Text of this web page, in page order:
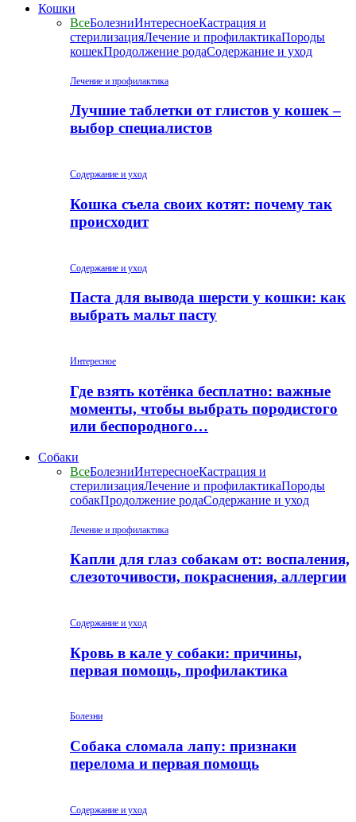
Кошки
ВсеБолезниИнтересноеКастрация и
стерилизацияЛечение и профилактикаПороды
кошекПродолжение родаСодержание и уход
Лечение и профилактика
Лучшие таблетки от глистов у кошек –
выбор специалистов
Содержание и уход
Кошка съела своих котят: почему так
происходит
Содержание и уход
Паста для вывода шерсти у кошки: как
выбрать мальт пасту
Интересное
Где взять котёнка бесплатно: важные
моменты, чтобы выбрать породистого
или беспородного…
Собаки
ВсеБолезниИнтересноеКастрация и
стерилизацияЛечение и профилактикаПороды
собакПродолжение родаСодержание и уход
Лечение и профилактика
Капли для глаз собакам от: воспаления,
слезоточивости, покраснения, аллергии
Содержание и уход
Кровь в кале у собаки: причины,
первая помощь, профилактика
Болезни
Собака сломала лапу: признаки
перелома и первая помощь
Содержание и уход